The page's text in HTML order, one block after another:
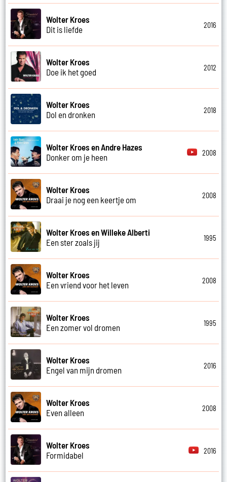
Wolter Kroes
Dit is liefde
2016
Wolter Kroes
Doe ik het goed
2012
Wolter Kroes
Dol en dronken
2018
Wolter Kroes en Andre Hazes
Donker om je heen
2008
Wolter Kroes
Draai je nog een keertje om
2008
Wolter Kroes en Willeke Alberti
Een ster zoals jij
1995
Wolter Kroes
Een vriend voor het leven
2008
Wolter Kroes
Een zomer vol dromen
1995
Wolter Kroes
Engel van mijn dromen
2016
Wolter Kroes
Even alleen
2008
Wolter Kroes
Formidabel
2016